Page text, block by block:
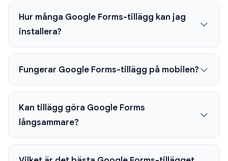
Hur många Google Forms-tillägg kan jag
installera?
Fungerar Google Forms-tillägg på mobilen?
Kan tillägg göra Google Forms
långsammare?